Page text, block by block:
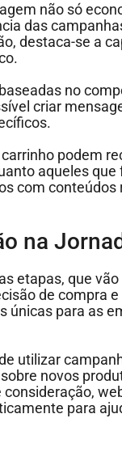
não só
das
destaca-se a
no
criar
podem
aqueles que
com conteúdos
na
etapas, que vão
de compra
únicas para as
utilizar
novos
para